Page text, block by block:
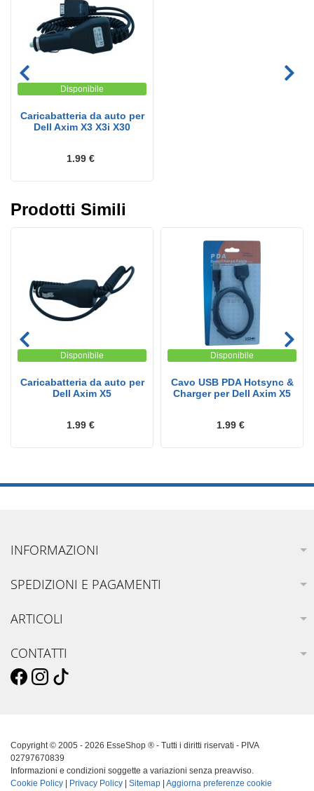
Disponibile
Caricabatteria da auto per
Dell Axim X3 X3i X30
1.99 €
Prodotti Simili
Disponibile
Caricabatteria da auto per
Dell Axim X5
1.99 €
Disponibile
Cavo USB PDA Hotsync &
Charger per Dell Axim X5
1.99 €
INFORMAZIONI
SPEDIZIONI E PAGAMENTI
ARTICOLI
CONTATTI
Copyright © 2005 - 2026 EsseShop ® - Tutti i diritti riservati - PIVA
02797670839
Informazioni e condizioni soggette a variazioni senza preavviso.
Cookie Policy
Privacy Policy Sitemap Aggiorna preferenze cookie